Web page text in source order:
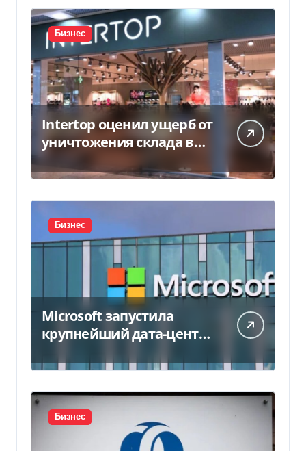
Бизнес
Intertop оценил ущерб от
уничтожения склада в
450 млн грн
Бизнес
Microsoft запустила
крупнейший дата-центр
миллиарда
Бизнес